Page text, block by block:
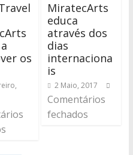
os
MiratecArts
educa
através dos
dias
internaciona
is
2 Maio, 2017
Comentários
fechados